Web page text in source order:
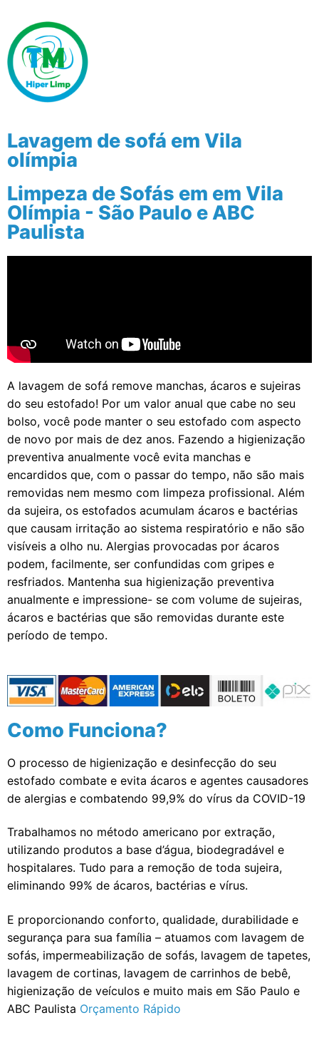
Lavagem de sofá em Vila
olímpia
Limpeza de Sofás em em Vila
Olímpia - São Paulo e ABC
Paulista
A lavagem de sofá remove manchas, ácaros e sujeiras
do seu estofado! Por um valor anual que cabe no seu
bolso, você pode manter o seu estofado com aspecto
de novo por mais de dez anos. Fazendo a higienização
preventiva anualmente você evita manchas e
encardidos que, com o passar do tempo, não são mais
removidas nem mesmo com limpeza profissional. Além
da sujeira, os estofados acumulam ácaros e bactérias
que causam irritação ao sistema respiratório e não são
visíveis a olho nu. Alergias provocadas por ácaros
podem, facilmente, ser confundidas com gripes e
resfriados. Mantenha sua higienização preventiva
anualmente e impressione- se com volume de sujeiras,
ácaros e bactérias que são removidas durante este
período de tempo.
Como Funciona?
O processo de higienização e desinfecção do seu
estofado combate e evita ácaros e agentes causadores
de alergias e combatendo 99,9% do vírus da COVID-19
Trabalhamos no método americano por extração,
utilizando produtos a base d’água, biodegradável e
hospitalares. Tudo para a remoção de toda sujeira,
eliminando 99% de ácaros, bactérias e vírus.
E proporcionando conforto, qualidade, durabilidade e
segurança para sua família – atuamos com lavagem de
sofás, impermeabilização de sofás, lavagem de tapetes,
lavagem de cortinas, lavagem de carrinhos de bebê,
higienização de veículos e muito mais em São Paulo e
ABC Paulista Orçamento Rápido